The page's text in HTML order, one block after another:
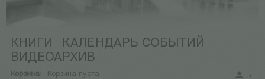
КНИГИ
КАЛЕНДАРЬ СОБЫТИЙ
ВИДЕОАРХИВ
Корзина: Корзина пуста